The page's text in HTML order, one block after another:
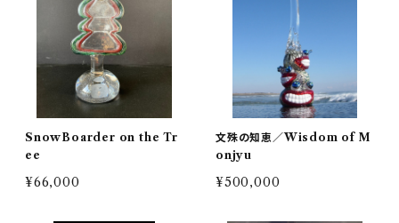
SnowBoarder on the Tr
ee
¥66,000
文殊の知恵／Wisdom of M
onjyu
¥500,000